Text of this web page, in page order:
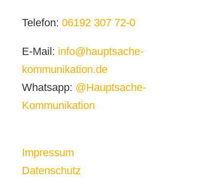
Telefon: 06192 307 72-0
E-Mail: info@hauptsache-
kommunikation.de
Whatsapp: @Hauptsache-
Kommunikation
Impressum
Datenschutz